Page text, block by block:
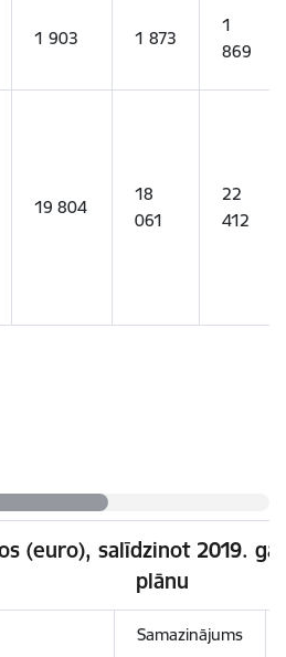
1 903 1 873
1
869
19 804
18
061
22
412
(euro), salīdzinot 2019.
plānu
Samazinājums